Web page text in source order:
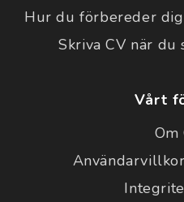
Hur du förbereder
Skriva CV när du
Vårt
Om